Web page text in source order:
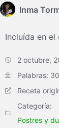
Inma
Incluída en el
2 octubre,
Palabras:
Receta
Categoría:
Postres y